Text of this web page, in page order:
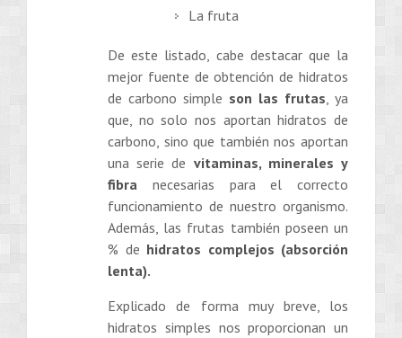
La fruta
De este listado, cabe destacar que la
mejor fuente de obtención de hidratos
de carbono simple son las frutas , ya
que, no solo nos aportan hidratos de
carbono, sino que también nos aportan
una serie de vitaminas, minerales y
fibra necesarias para el correcto
funcionamiento de nuestro organismo.
Además, las frutas también poseen un
% de hidratos complejos (absorción
lenta).
Explicado de forma muy breve, los
hidratos simples nos proporcionan un